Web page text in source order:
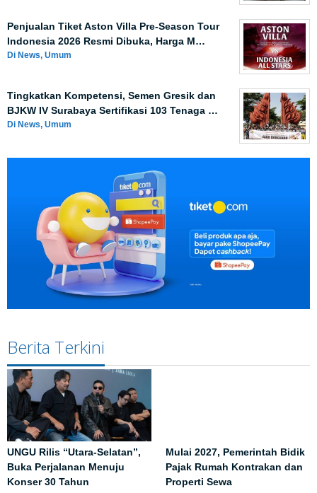
Penjualan Tiket Aston Villa Pre-Season Tour
Indonesia 2026 Resmi Dibuka, Harga M…
Di News, Umum
Tingkatkan Kompetensi, Semen Gresik dan
BJKW IV Surabaya Sertifikasi 103 Tenaga …
Di News, Umum
Berita Terkini
UNGU Rilis “Utara-Selatan”,
Buka Perjalanan Menuju
Konser 30 Tahun
Mulai 2027, Pemerintah Bidik
Pajak Rumah Kontrakan dan
Properti Sewa